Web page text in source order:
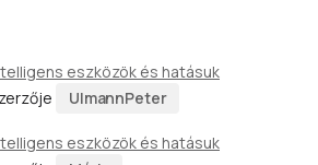
eszközök és hatásuk
UlmannPeter
eszközök és hatásuk